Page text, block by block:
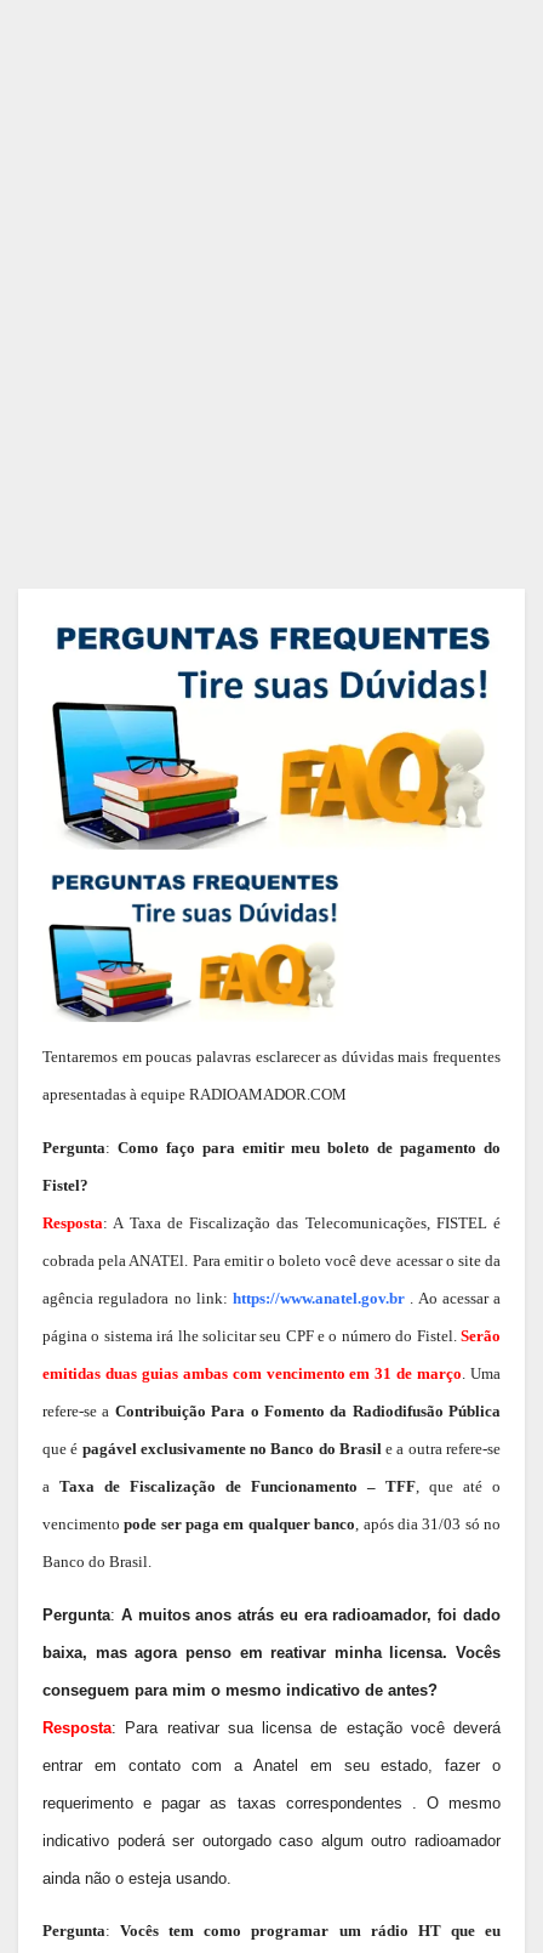
Tentaremos em poucas palavras esclarecer as dúvidas mais frequentes
apresentadas à equipe RADIOAMADOR.COM
Pergunta: Como faço para emitir meu boleto de pagamento do
Fistel?
Resposta: A Taxa de Fiscalização das Telecomunicações, FISTEL é
cobrada pela ANATEl. Para emitir o boleto você deve acessar o site da
agência reguladora no link: https://www.anatel.gov.br . Ao acessar a
página o sistema irá lhe solicitar seu CPF e o número do Fistel. Serão
emitidas duas guias ambas com vencimento em 31 de março . Uma
refere-se a Contribuição Para o Fomento da Radiodifusão Pública
que é pagável exclusivamente no Banco do Brasil e a outra refere-se
a Taxa de Fiscalização de Funcionamento – TFF , que até o
vencimentopode ser paga em qualquer banco , após dia 31/03 só no
Banco do Brasil.
Pergunta: A muitos anos atrás eu era radioamador, foi dado
baixa, mas agora penso em reativar minha licensa. Vocês
conseguem para mim o mesmo indicativo de antes?
Resposta: Para reativar sua licensa de estação você deverá
entrar em contato com a Anatel em seu estado, fazer o
requerimento e pagar as taxas correspondentes . O mesmo
indicativo poderá ser outorgado caso algum outro radioamador
ainda não o esteja usando.
Pergunta:Vocês tem como programar um rádio HT que eu